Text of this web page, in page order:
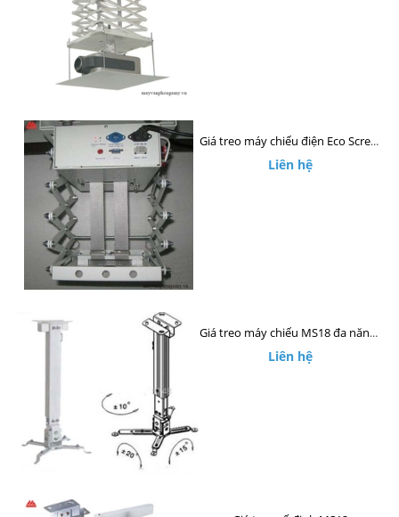
Giá treo máy chiếu điện Eco Screen ECM10
Liên hệ
Giá treo máy chiếu MS18 đa năng chuyên dụng
Liên hệ